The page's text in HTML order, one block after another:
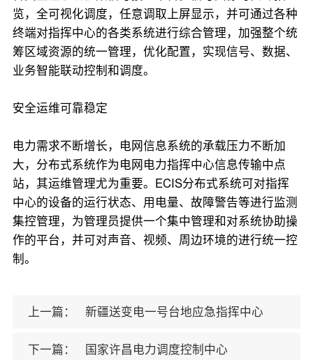
览，全可视化调度，任意调取上屏显示，并可通过各种
终端对指挥中心的各类系统进行综合管理，加强整个统
筹区域资源的统一管理，优化配置，实现信号、数据、
业务智能联动控制和调度。
安全运维可靠稳定
电力需求不断增长，电网信息系统的承载压力不断加
大，分布式系统作为电网电力指挥中心信息传输中点
站，其运维管理尤为重要。ECIS分布式系统可对指挥
中心的设备的运行状态、用电量、故障警告等进行监测
集控管理，为管理员提供一个集中管理和对系统协助操
作的平台，并可对声音、视频、周边环境的进行统一控
制。
上一篇： 新疆送变电一号台地应急指挥中心
下一篇： 国家许昌电力调度控制中心